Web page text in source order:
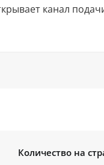
канал
Количество на